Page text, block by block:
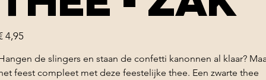
4,95
de slingers en staan de confetti kanonnen al klaar?
feest compleet met deze feestelijke thee. Een zwarte thee